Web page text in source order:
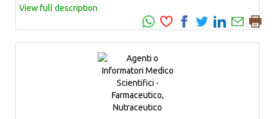
View full description